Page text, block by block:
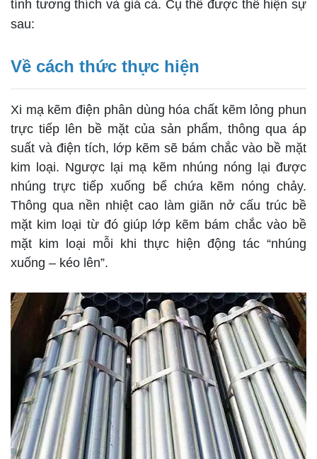
tính tương thích và giá cả. Cụ thể được thể hiện sự
sau:
Về cách thức thực hiện
Xi mạ kẽm điện phân dùng hóa chất kẽm lỏng phun
trực tiếp lên bề mặt của sản phẩm, thông qua áp
suất và điện tích, lớp kẽm sẽ bám chắc vào bề mặt
kim loại. Ngược lại mạ kẽm nhúng nóng lại được
nhúng trực tiếp xuống bể chứa kẽm nóng chảy.
Thông qua nền nhiệt cao làm giãn nở cấu trúc bề
mặt kim loại từ đó giúp lớp kẽm bám chắc vào bề
mặt kim loại mỗi khi thực hiện động tác “nhúng
xuống – kéo lên”.